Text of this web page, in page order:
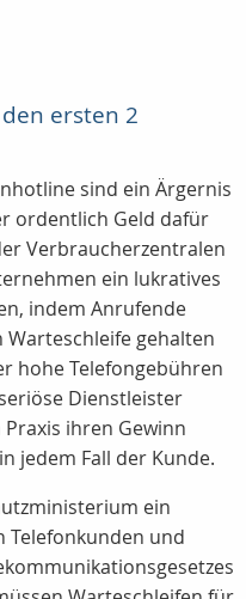
ersten 2
sind ein Ärgernis
ordentlich Geld dafür
Verbraucherzentralen
ein lukratives
indem Anrufende
gehalten
hohe Telefongebühren
Dienstleister
ihren Gewinn
jedem Fall der Kunde.
ein
Telefonkunden und